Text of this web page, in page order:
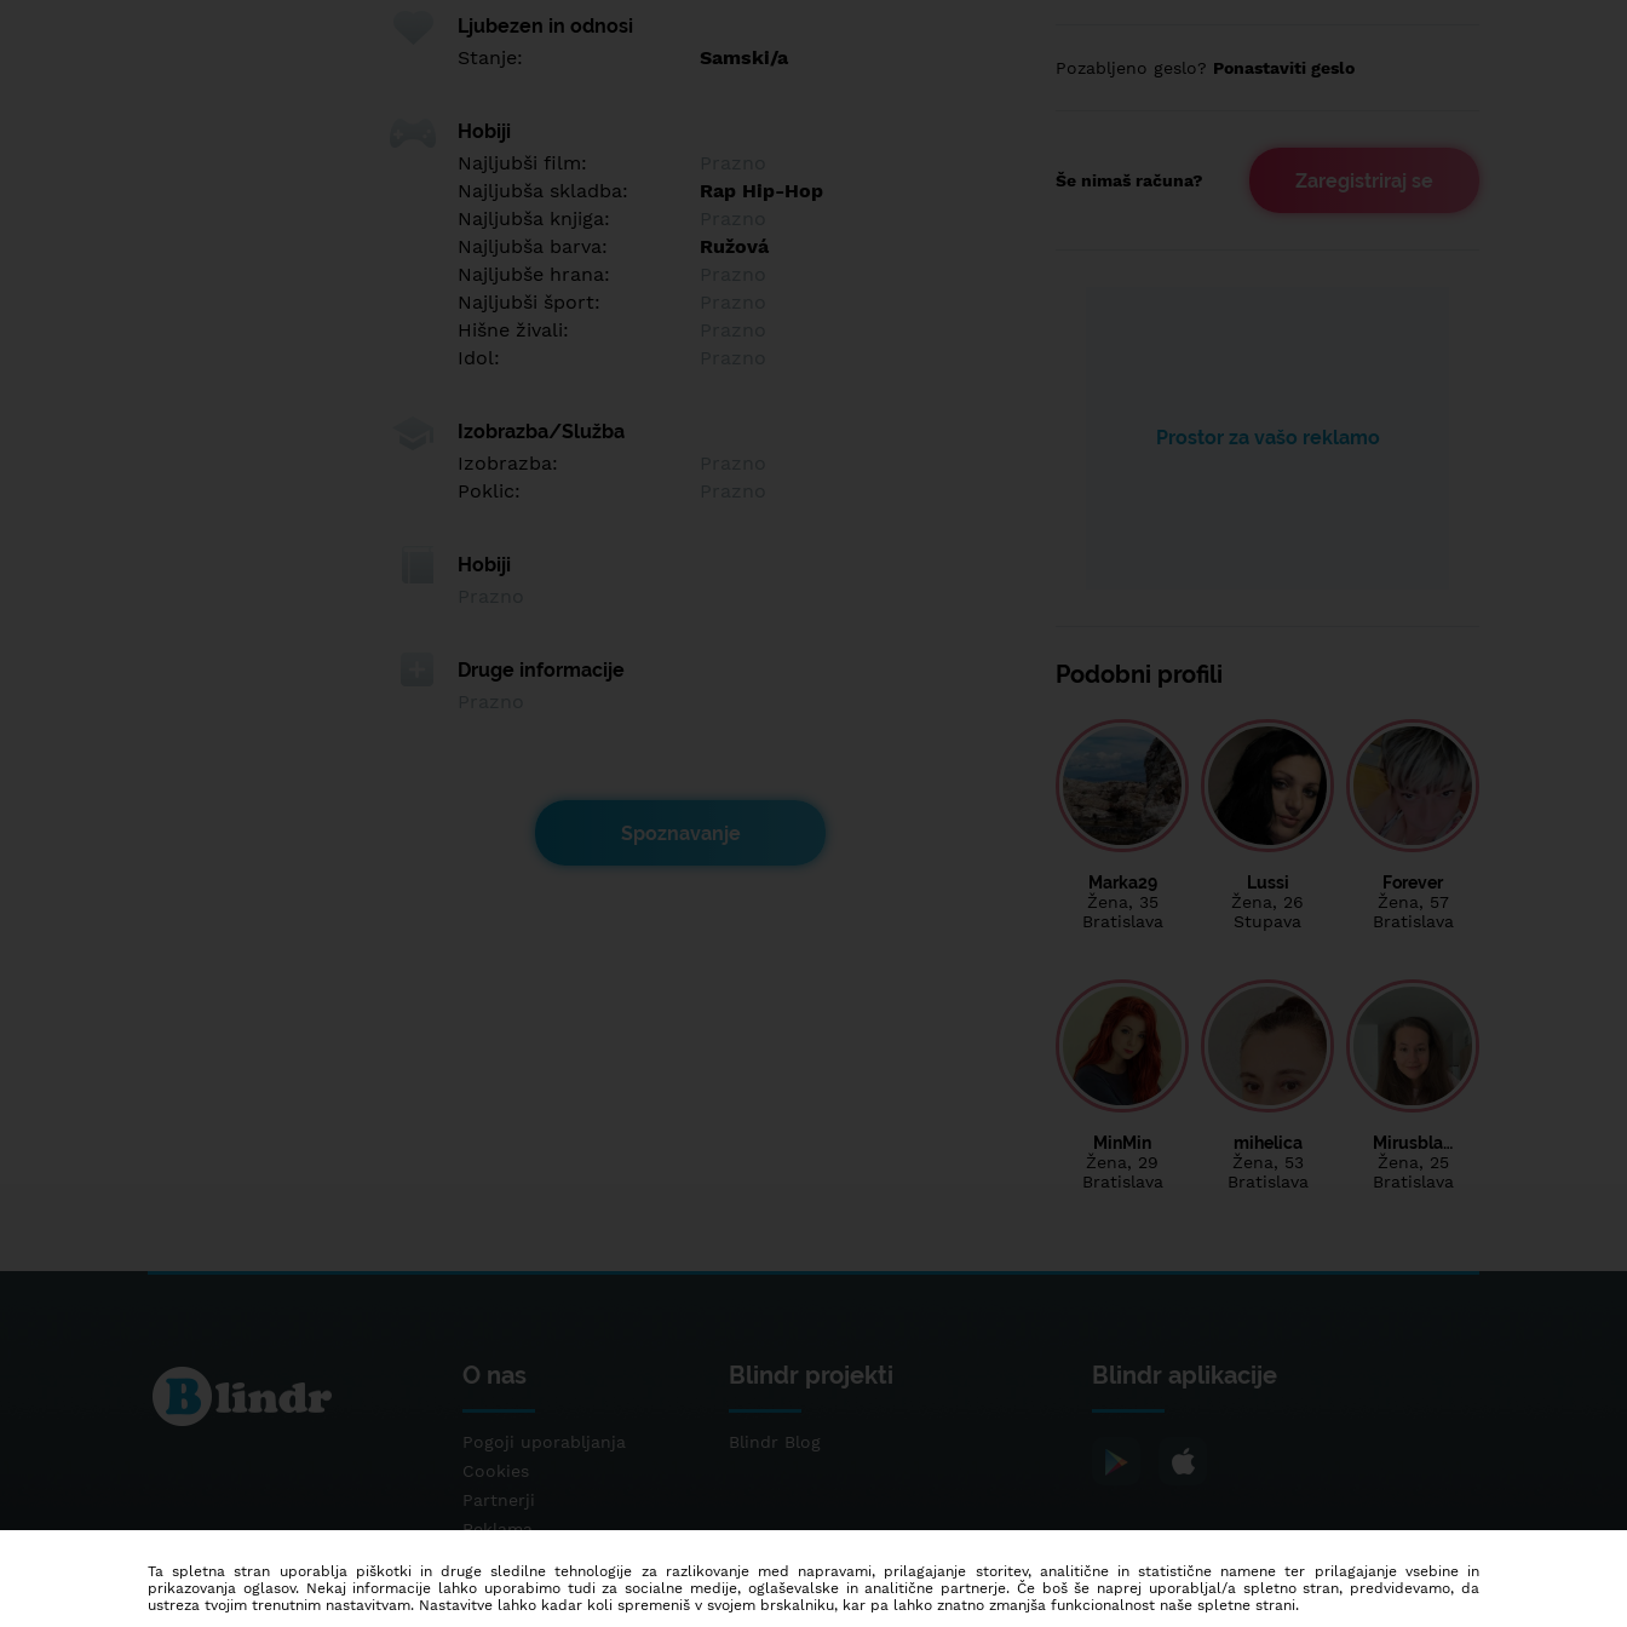
Ljubezen in odnosi
Stanje:
Samski/a
Hobiji
Najljubši film:
Najljubša skladba:
Rap Hip-Hop
Najljubša knjiga:
Najljubša barva:
Ružová
Najljubše hrana:
Najljubši šport:
Hišne živali:
Idol:
Izobrazba/Služba
Izobrazba:
Poklic:
Hobiji
Druge informacije
Spoznavanje
Pozabljeno geslo? Ponastaviti geslo
Še nimaš računa? Zaregistriraj se
Prostor za vašo reklamo
Podobni profili
Marka29
Žena, 35
Bratislava
Lussi
Žena, 26
Stupava
Forever
Žena, 57
Bratislava
MinMin
Žena, 29
Bratislava
mihelica
Žena, 53
Bratislava
Mirusbla…
Žena, 25
Bratislava
O nas
Pogoji uporabljanja
Cookies
Partnerji
Reklama
Blindr projekti
Blindr Blog
Blindr aplikacije
Ta spletna stran uporablja piškotki in druge sledilne tehnologije za razlikovanje med napravami, prilagajanje storitev, analitične in statistične namene ter prilagajanje vsebine in
prikazovanja oglasov. Nekaj informacije lahko uporabimo tudi za socialne medije, oglaševalske in analitične partnerje. Če boš še naprej uporabljal/a spletno stran, predvidevamo, da
ustreza tvojim trenutnim nastavitvam. Nastavitve lahko kadar koli spremeniš v svojem brskalniku, kar pa lahko znatno zmanjša funkcionalnost naše spletne strani.